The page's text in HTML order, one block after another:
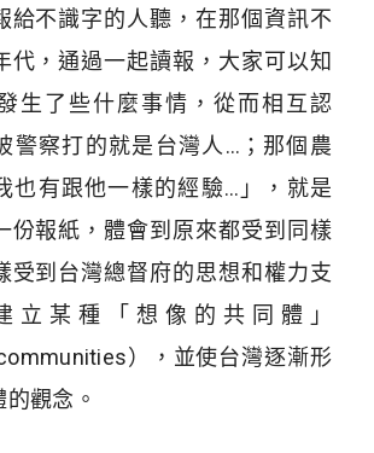
給不識字的人聽，在那個資訊不
代，通過一起讀報，大家可以知
生了些什麼事情，從而相互認
警察打的就是台灣人…；那個農
也有跟他一樣的經驗…」，就是
份報紙，體會到原來都受到同樣
受到台灣總督府的思想和權力支
立某種「想像的共同體」
communities），並使台灣逐漸形
觀念。